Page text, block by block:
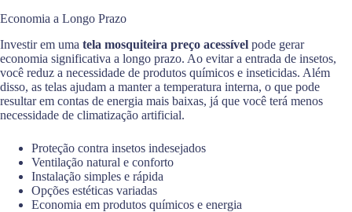
Economia a Longo Prazo
Investir em uma tela mosquiteira preço acessível pode gerar
economia significativa a longo prazo. Ao evitar a entrada de insetos,
você reduz a necessidade de produtos químicos e inseticidas. Além
disso, as telas ajudam a manter a temperatura interna, o que pode
resultar em contas de energia mais baixas, já que você terá menos
necessidade de climatização artificial.
Proteção contra insetos indesejados
Ventilação natural e conforto
Instalação simples e rápida
Opções estéticas variadas
Economia em produtos químicos e energia